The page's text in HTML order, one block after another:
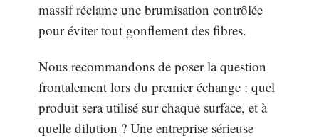
massif réclame une brumisation contrôlée
pour éviter tout gonflement des fibres.
Nous recommandons de poser la question
frontalement lors du premier échange : quel
produit sera utilisé sur chaque surface, et à
quelle dilution ? Une entreprise sérieuse